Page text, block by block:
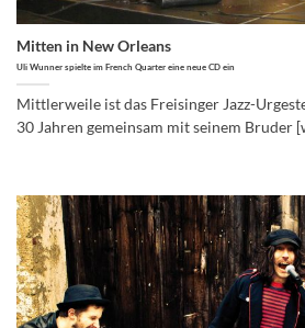
Mitten in New Orleans
Uli Wunner spielte im French Quarter eine neue CD ein
Mittlerweile ist das Freisinger Jazz-
30 Jahren gemeinsam mit seinem Bruder